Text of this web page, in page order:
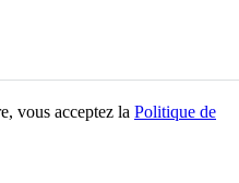
vous acceptez la Politique de